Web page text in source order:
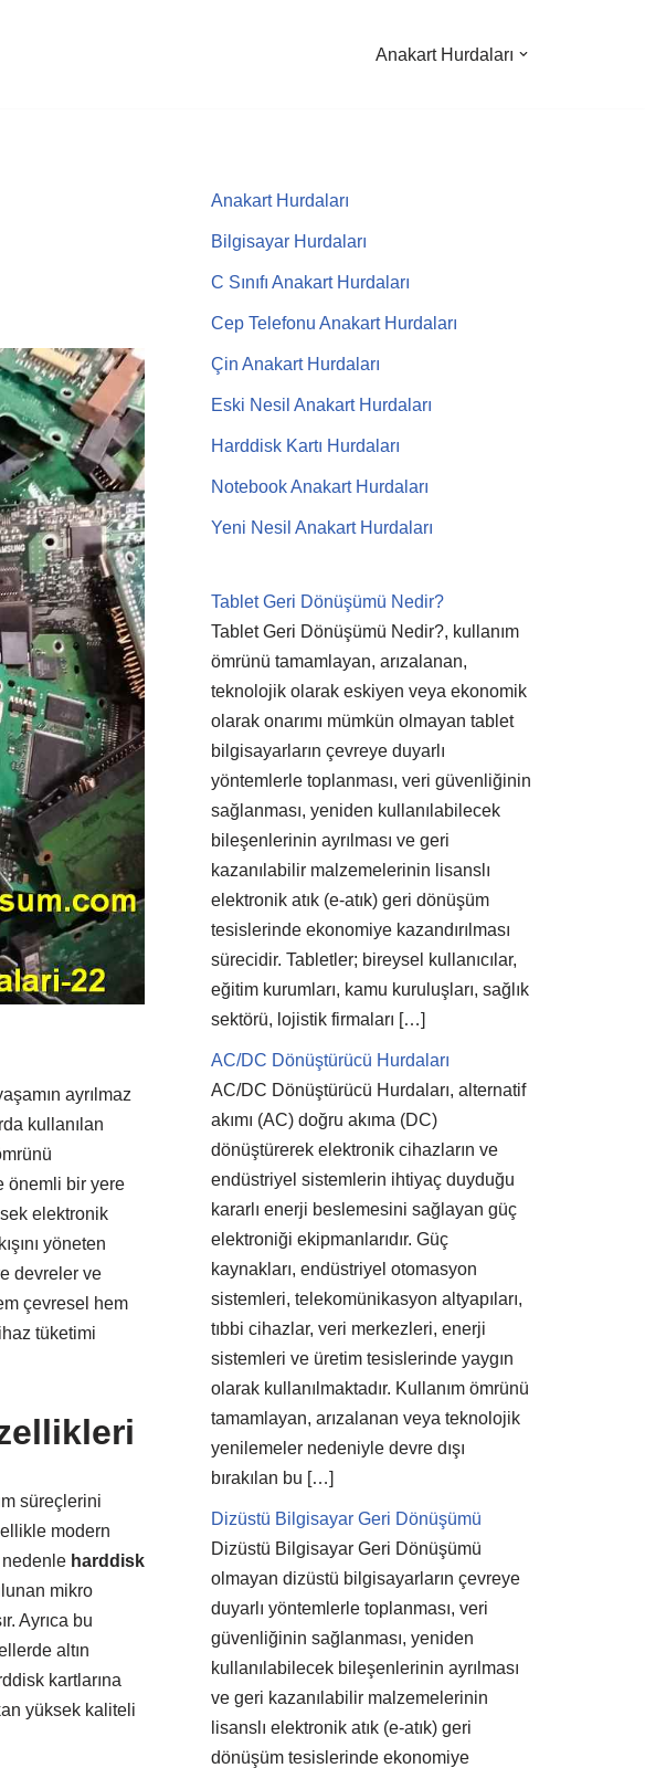
Anakart Hurdaları
ayrılmaz
kullanılan
önemli bir yere
elektronik
yöneten
devreler ve
çevresel hem
tüketimi
süreçlerini
modern
harddisk
mikro
Ayrıca bu
altın
kartlarına
yüksek kaliteli
Anakart Hurdaları
Bilgisayar Hurdaları
C Sınıfı Anakart Hurdaları
Cep Telefonu Anakart Hurdaları
Çin Anakart Hurdaları
Eski Nesil Anakart Hurdaları
Harddisk Kartı Hurdaları
Notebook Anakart Hurdaları
Yeni Nesil Anakart Hurdaları
Tablet Geri Dönüşümü Nedir?
Tablet Geri Dönüşümü Nedir?, kullanım
ömrünü tamamlayan, arızalanan,
teknolojik olarak eskiyen veya ekonomik
olarak onarımı mümkün olmayan tablet
bilgisayarların çevreye duyarlı
yöntemlerle toplanması, veri güvenliğinin
sağlanması, yeniden kullanılabilecek
bileşenlerinin ayrılması ve geri
kazanılabilir malzemelerinin lisanslı
elektronik atık (e-atık) geri dönüşüm
tesislerinde ekonomiye kazandırılması
sürecidir. Tabletler; bireysel kullanıcılar,
eğitim kurumları, kamu kuruluşları, sağlık
sektörü, lojistik firmaları […]
AC/DC Dönüştürücü Hurdaları
AC/DC Dönüştürücü Hurdaları, alternatif
akımı (AC) doğru akıma (DC)
dönüştürerek elektronik cihazların ve
endüstriyel sistemlerin ihtiyaç duyduğu
kararlı enerji beslemesini sağlayan güç
elektroniği ekipmanlarıdır. Güç
kaynakları, endüstriyel otomasyon
sistemleri, telekomünikasyon altyapıları,
tıbbi cihazlar, veri merkezleri, enerji
sistemleri ve üretim tesislerinde yaygın
olarak kullanılmaktadır. Kullanım ömrünü
tamamlayan, arızalanan veya teknolojik
yenilemeler nedeniyle devre dışı
bırakılan bu […]
Dizüstü Bilgisayar Geri Dönüşümü
Dizüstü Bilgisayar Geri Dönüşümü
olmayan dizüstü bilgisayarların çevreye
duyarlı yöntemlerle toplanması, veri
güvenliğinin sağlanması, yeniden
kullanılabilecek bileşenlerinin ayrılması
ve geri kazanılabilir malzemelerinin
lisanslı elektronik atık (e-atık) geri
dönüşüm tesislerinde ekonomiye